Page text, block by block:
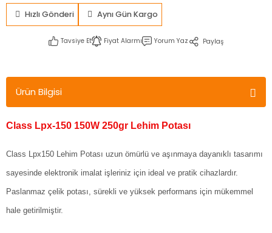
Hızlı Gönderi Aynı Gün Kargo
Tavsiye Et Fiyat Alarmı Yorum Yaz Paylaş
Ürün Bilgisi
Class Lpx-150 150W 250gr Lehim Potası
Class Lpx150 Lehim Potası uzun ömürlü ve aşınmaya dayanıklı tasarımı
sayesinde elektronik imalat işleriniz için ideal ve pratik cihazlardır.
Paslanmaz çelik potası, sürekli ve yüksek performans için mükemmel
hale getirilmiştir.